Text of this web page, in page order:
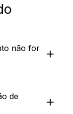
não for
de